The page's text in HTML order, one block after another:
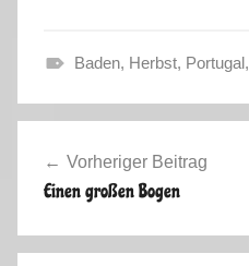
r
c
e
Baden, Herbst, Portugal,
Vorheriger Beitrag
Einen großen Bogen